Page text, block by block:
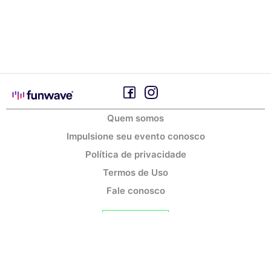
Quem somos
Impulsione seu evento conosco
Política de privacidade
Termos de Uso
Fale conosco